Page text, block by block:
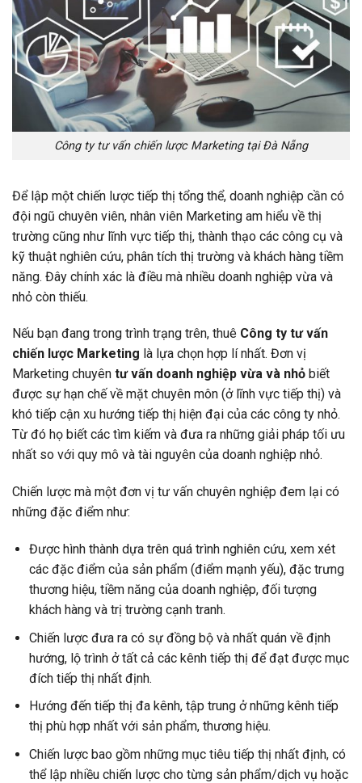
Công ty tư vấn chiến lược Marketing tại Đà Nẵng
Để lập một chiến lược tiếp thị tổng thể, doanh nghiệp cần có
đội ngũ chuyên viên, nhân viên Marketing am hiểu về thị
trường cũng như lĩnh vực tiếp thị, thành thạo các công cụ và
kỹ thuật nghiên cứu, phân tích thị trường và khách hàng tiềm
năng. Đây chính xác là điều mà nhiều doanh nghiệp vừa và
nhỏ còn thiếu.
Nếu bạn đang trong trình trạng trên, thuê Công ty tư vấn
chiến lược Marketing là lựa chọn hợp lí nhất. Đơn vị
Marketing chuyên tư vấn doanh nghiệp vừa và nhỏ biết
được sự hạn chế về mặt chuyên môn (ở lĩnh vực tiếp thị) và
khó tiếp cận xu hướng tiếp thị hiện đại của các công ty nhỏ.
Từ đó họ biết các tìm kiếm và đưa ra những giải pháp tối ưu
nhất so với quy mô và tài nguyên của doanh nghiệp nhỏ.
Chiến lược mà một đơn vị tư vấn chuyên nghiệp đem lại có
những đặc điểm như:
Được hình thành dựa trên quá trình nghiên cứu, xem xét
các đặc điểm của sản phẩm (điểm mạnh yếu), đặc trưng
thương hiệu, tiềm năng của doanh nghiệp, đối tượng
khách hàng và trị trường cạnh tranh.
Chiến lược đưa ra có sự đồng bộ và nhất quán về định
hướng, lộ trình ở tất cả các kênh tiếp thị để đạt được mục
đích tiếp thị nhất định.
Hướng đến tiếp thị đa kênh, tập trung ở những kênh tiếp
thị phù hợp nhất với sản phẩm, thương hiệu.
Chiến lược bao gồm những mục tiêu tiếp thị nhất định, có
thể lập nhiều chiến lược cho từng sản phẩm/dịch vụ hoặc